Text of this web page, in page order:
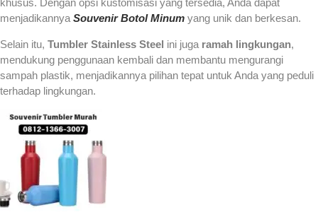
khusus. Dengan opsi kustomisasi yang tersedia, Anda dapat
menjadikannya Souvenir Botol Minum yang unik dan berkesan.
Selain itu, Tumbler Stainless Steel ini juga ramah lingkungan,
mendukung penggunaan kembali dan membantu mengurangi
sampah plastik, menjadikannya pilihan tepat untuk Anda yang peduli
terhadap lingkungan.